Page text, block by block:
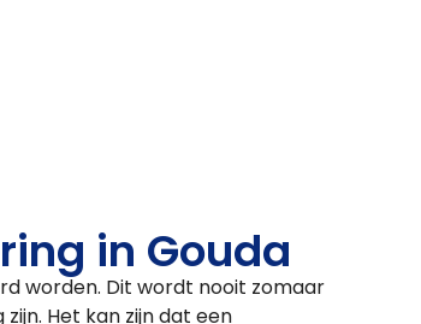
in Gouda
worden. Dit wordt nooit zomaar
Het kan zijn dat een